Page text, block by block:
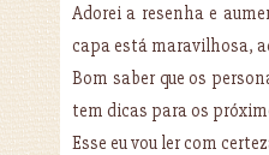
Adorei a resenha e
capa está maravilhosa,
Bom saber que os
tem dicas para os
Esse eu vou ler com